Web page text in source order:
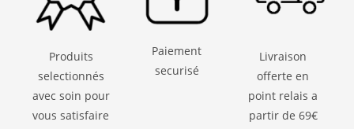
Produits
selectionnés
avec soin pour
vous satisfaire
Paiement
securisé
Livraison
offerte en
point relais a
partir de 69€